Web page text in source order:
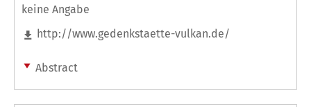
keine Angabe
http://www.gedenkstaette-vulkan.de/
Abstract